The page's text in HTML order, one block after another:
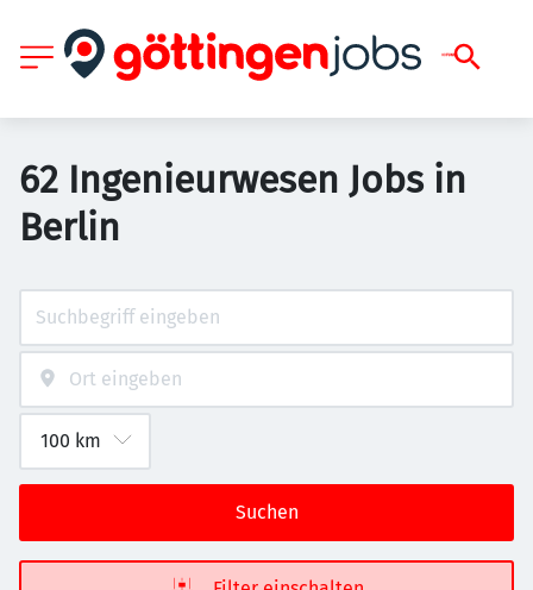
62 Ingenieurwesen Jobs in
Berlin
Suchen